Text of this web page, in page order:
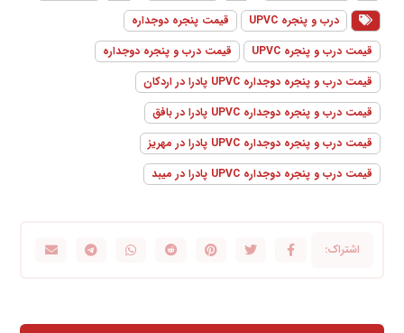
درب و پنجره UPVC
قیمت پنجره دوجداره
قیمت درب و پنجره UPVC
قیمت درب و پنجره دوجداره
قیمت درب و پنجره دوجداره UPVC پادرا در اردکان
قیمت درب و پنجره دوجداره UPVC پادرا در بافق
قیمت درب و پنجره دوجداره UPVC پادرا در مهریز
قیمت درب و پنجره دوجداره UPVC پادرا در میبد